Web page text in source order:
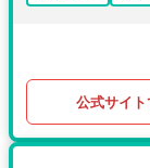
公式サイト